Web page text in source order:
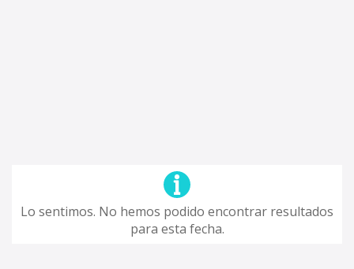
Lo sentimos. No hemos podido encontrar resultados
para esta fecha.